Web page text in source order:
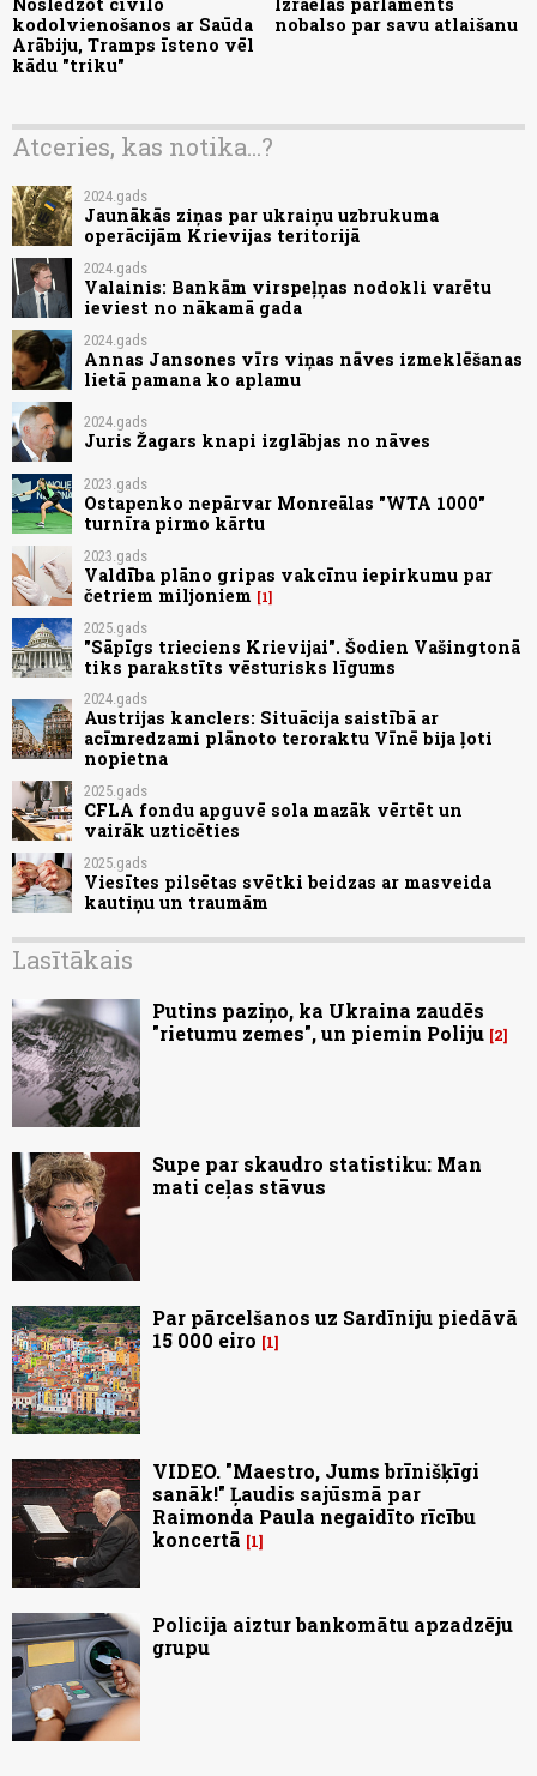
kodolvienošanos ar Saūda
Arābiju, Tramps īsteno vēl
kādu "triku"
nobalso par savu atlaišanu
Atceries, kas notika...?
2024.gads
Jaunākās ziņas par ukraiņu uzbrukuma
operācijām Krievijas teritorijā
2024.gads
Valainis: Bankām virspeļņas nodokli varētu
ieviest no nākamā gada
2024.gads
Annas Jansones vīrs viņas nāves izmeklēšanas
lietā pamana ko aplamu
2024.gads
Juris Žagars knapi izglābjas no nāves
2023.gads
Ostapenko nepārvar Monreālas "WTA 1000"
turnīra pirmo kārtu
2023.gads
Valdība plāno gripas vakcīnu iepirkumu par
četriem miljoniem
1
2025.gads
"Sāpīgs trieciens Krievijai". Šodien Vašingtonā
tiks parakstīts vēsturisks līgums
2024.gads
Austrijas kanclers: Situācija saistībā ar
acīmredzami plānoto teroraktu Vīnē bija ļoti
nopietna
2025.gads
CFLA fondu apguvē sola mazāk vērtēt un
vairāk uzticēties
2025.gads
Viesītes pilsētas svētki beidzas ar masveida
kautiņu un traumām
Lasītākais
Putins paziņo, ka Ukraina zaudēs
"rietumu zemes", un piemin Poliju 2
Supe par skaudro statistiku: Man
mati ceļas stāvus
Par pārcelšanos uz Sardīniju piedāvā
15 000 eiro
1
VIDEO. "Maestro, Jums brīnišķīgi
sanāk!" Ļaudis sajūsmā par
Raimonda Paula negaidīto rīcību
koncertā
1
Policija aiztur bankomātu apzadzēju
grupu